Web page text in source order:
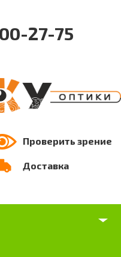
27-75
Проверить зрение
Доставка